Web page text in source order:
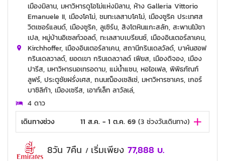
เมืองมิลาน, มหาวิหารดูโอโม่แห่งมิลาน, ห้าง Galleria Vittorio
Emanuele II, เมืองโคโม่, ชมทะเลสาบโคโม่, เมืองซูริค ประเทศส
วิตเซอร์แลนด์, เมืองซูริค, ลูเซิร์น, สิงโตหินแกะสลัก, สะพานไม้ชา
เปล, หมู่บ้านอิเซลท์วอลด์, ทะเลสาบเบรียนซ์, เมืองอินเตอร์ลาเคน,
Kirchhoffer, เมืองอินเตอร์ลาเคน, สถานีกรินเดลวัลด์, บาห์นฮอฟ
กรินเดลวาลด์, ยอดเขา กรินเดลวาลด์ เฟียส, เมืองดิจอง, เมือง
ปารีส, มหาวิหารนอเทรอดาม, แม่น้ำแซน, หอไอเฟล, พิพิธภัณฑ์
ลูฟร์, ประตูชัยฝรั่งเศส, ถนนฌ็องเซลิเซ่, มหาวิหารซาเคร, เกอร์
บาซิลิก้า, เมืองเซรีส, เอาท์เล็ท ลาวัลเล่,
4 ดาว
เดินทางช่วง
11 ส.ค. - 1 ต.ค. 69 (3 ช่วงวันเดินทาง)
8วัน 7คืน / เริ่มเพียง 77,888 บ.